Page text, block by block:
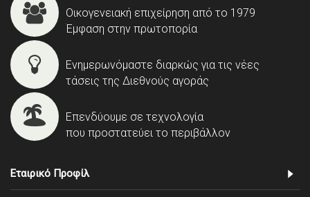
Οικογενειακή επιχείρηση από το 1979
Έμφαση στην πρωτοπορία
Ενημερωνόμαστε διαρκώς για τις νέες
τάσεις της Διεθνούς αγοράς
Επενδύουμε σε τεχνολογία
που προστατεύει το περιβάλλον
Εταιρικό Προφίλ